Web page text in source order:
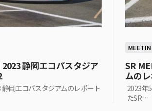
静岡エコパスタジア
岡エコパスタジアムのレポート
SR
ムの
2023年
たSR…